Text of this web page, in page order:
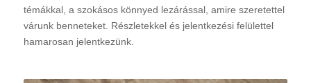
témákkal, a szokásos könnyed lezárással, amire szeretettel
várunk benneteket. Részletekkel és jelentkezési felülettel
hamarosan jelentkezünk.